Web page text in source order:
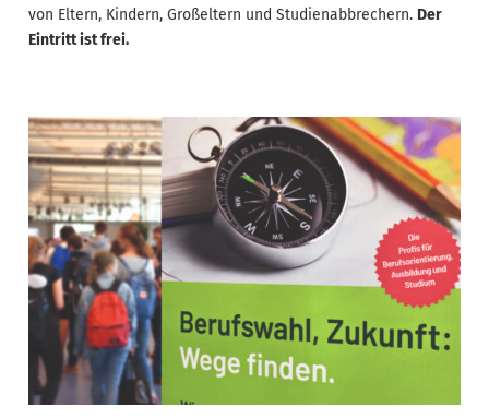
von Eltern, Kindern, Großeltern und Studienabbrechern. Der
Eintritt ist frei.